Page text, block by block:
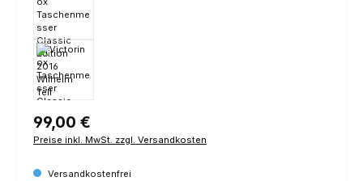
Regulärer Preis:
99,00 €
Preise inkl. MwSt. zzgl. Versandkosten
Versandkostenfrei